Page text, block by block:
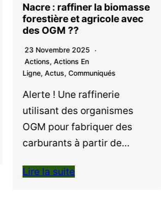
Nacre : raffiner la biomasse
forestière et agricole avec
des OGM ??
23 Novembre 2025
,Actions En
Actus,Communiqués
Alerte ! Une raffinerie
utilisant des organismes
OGM pour fabriquer des
carburants à partir de…
Lire la suite